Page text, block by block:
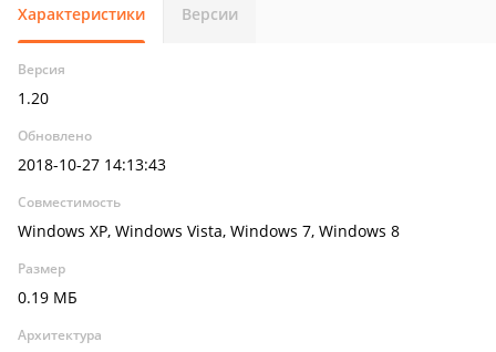
Характеристики Версии
Версия
1.20
Обновлено
2018-10-27 14:13:43
Совместимость
Windows XP, Windows Vista, Windows 7, Windows 8
Размер
0.19 МБ
Архитектура